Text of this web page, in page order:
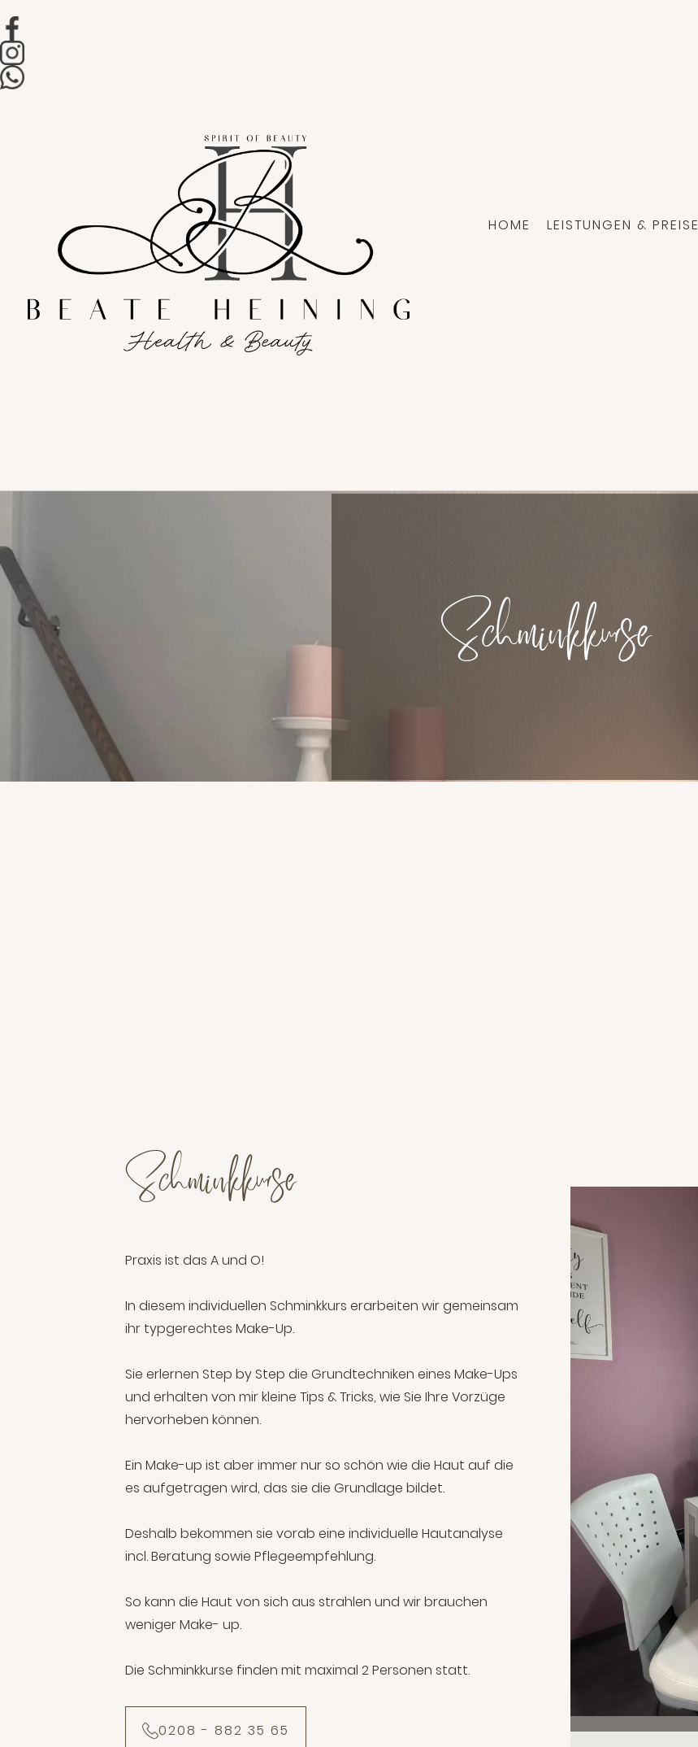
HOME LEISTUNGEN & PREISE
Schminkkurse
Schminkkurse
Praxis ist das A und O!
In diesem individuellen Schminkkurs erarbeiten wir gemeinsam
ihr typgerechtes Make-Up.
Sie erlernen Step by Step die Grundtechniken eines Make-Ups
und erhalten von mir kleine Tips & Tricks, wie Sie Ihre Vorzüge
hervorheben können.
Ein Make-up ist aber immer nur so schön wie die Haut auf die
es aufgetragen wird, das sie die Grundlage bildet.
Deshalb bekommen sie vorab eine individuelle Hautanalyse
incl. Beratung sowie Pflegeempfehlung.
So kann die Haut von sich aus strahlen und wir brauchen
weniger Make- up.
Die Schminkkurse finden mit maximal 2 Personen statt.
0208 - 882 35 65